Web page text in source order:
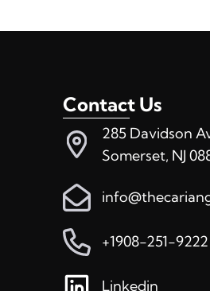
Contact Us
285 Davidson
Somerset, NJ
+1908-251-9222
Linkedin